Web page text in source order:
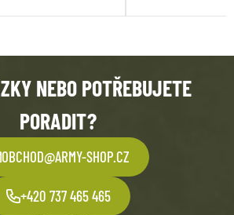
NEBO POTŘEBUJETE
PORADIT?
OBCHOD@ARMY-SHOP.CZ
+420 737 465 465